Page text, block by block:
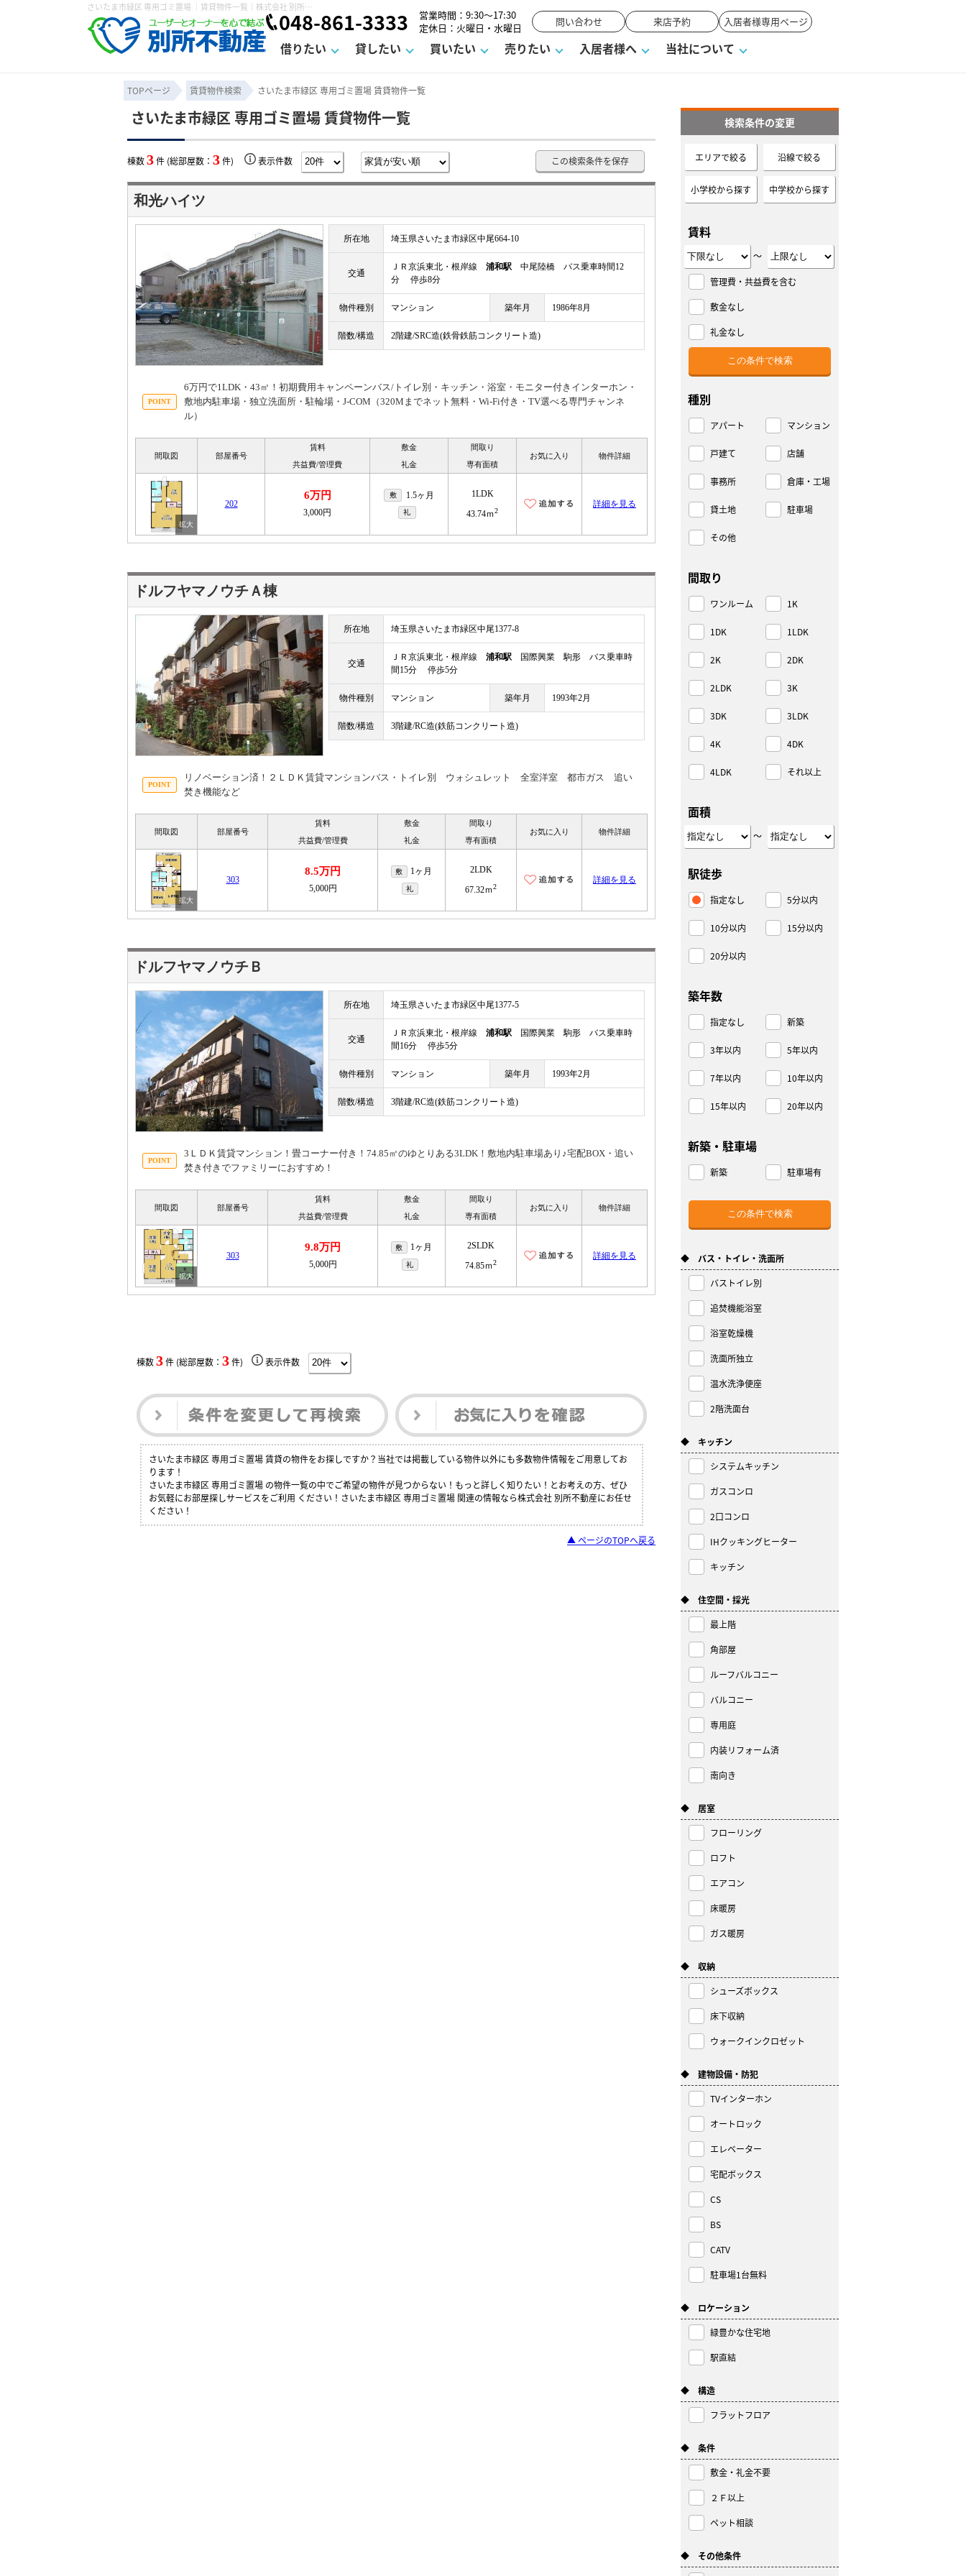
さいたま市緑区 専用ゴミ置場 ｜賃貸物件一覧｜株式会社 別所不動産
048-861-3333
営業時間：9:30～17:30
定休日：火曜日・水曜日
問い合わせ 来店予約 入居者様専用ページ
借りたい
条件から探す 学区から探す 町名から探す 駐車場を探す お気に入り一覧 物件閲覧履歴
保存した検索条件 賃貸契約までの流れ よくある質問 不動産用語・賃貸用語集
貸したい
賃貸管理について 賃貸経営塾 賃貸Q&A 空室対策 業界ニュース
オーナー座談会 賃貸法律相談室
買いたい
売買物件一覧 購入時の諸費用 購入までの流れ よくある質問 マンションVS戸建て 賃貸vs持ち家
売りたい
不動産売却について 住み替え 借地底地 相続 仲介手数料について
媒介契約の種類 諸費用 仲介と買取の違い 必要な書類 売却の流れ 高く売るポイント
よくある質問
入居者様へ
入居者様専用ページ 退去申請フォーム 駐車場解約フォーム
当社について
会社概要 スタッフ紹介 お知らせ お客様の声 街紹介 お問い合わせ 来店予約
個人情報の取り扱い カスタマーハラスメントに対する基本方針
TOPページ 賃貸物件検索 さいたま市緑区 専用ゴミ置場 賃貸物件一覧
さいたま市緑区 専用ゴミ置場 賃貸物件一覧
棟数3件 (総部屋数： 3件) 表示件数 この検索条件を保存
和光ハイツ
所在地 埼玉県さいたま市緑区中尾664-10
交通
ＪＲ京浜東北・根岸線 浦和駅 中尾陸橋 バス乗車時間12
分 停歩8分
物件種別 マンション 築年月 1986年8月
階数/構造 2階建/SRC造(鉄骨鉄筋コンクリート造)
6万円で1LDK・43㎡！初期費用キャンペーンバス/トイレ別・キッチン・浴室・モニター付きインターホン・
敷地内駐車場・独立洗面所・駐輪場・J-COM（320Mまでネット無料・Wi-Fi付き・TV選べる専門チャンネ
ル）
間取図 部屋番号
賃料
共益費/管理費
敷金
礼金
間取り
専有面積
お気に入り 物件詳細
202
6万円
3,000円
敷 1.5ヶ月
礼
1LDK
43.74ｍ2
詳細を見る
ドルフヤマノウチＡ棟
所在地 埼玉県さいたま市緑区中尾1377-8
交通
ＪＲ京浜東北・根岸線 浦和駅 国際興業 駒形 バス乗車時
間15分 停歩5分
物件種別 マンション 築年月 1993年2月
階数/構造 3階建/RC造(鉄筋コンクリート造)
リノベーション済！２ＬＤＫ賃貸マンションバス・トイレ別 ウォシュレット 全室洋室 都市ガス 追い
焚き機能など
間取図 部屋番号
賃料
共益費/管理費
敷金
礼金
間取り
専有面積
お気に入り 物件詳細
303
8.5万円
5,000円
敷 1ヶ月
礼
2LDK
67.32ｍ2
詳細を見る
ドルフヤマノウチＢ
所在地 埼玉県さいたま市緑区中尾1377-5
交通
ＪＲ京浜東北・根岸線 浦和駅 国際興業 駒形 バス乗車時
間16分 停歩5分
物件種別 マンション 築年月 1993年2月
階数/構造 3階建/RC造(鉄筋コンクリート造)
3ＬＤＫ賃貸マンション！畳コーナー付き！74.85㎡のゆとりある3LDK！敷地内駐車場あり♪宅配BOX・追い
焚き付きでファミリーにおすすめ！
間取図 部屋番号
賃料
共益費/管理費
敷金
礼金
間取り
専有面積
お気に入り 物件詳細
303
9.8万円
5,000円
敷 1ヶ月
礼
2SLDK
74.85ｍ2
詳細を見る
棟数3件 (総部屋数： 3件) 表示件数
さいたま市緑区 専用ゴミ置場 賃貸の物件をお探しですか？当社では掲載している物件以外にも多数物件情報をご用意してお
ります！
さいたま市緑区 専用ゴミ置場 の物件一覧の中でご希望の物件が見つからない！もっと詳しく知りたい！とお考えの方、ぜひ
お気軽にお部屋探しサービスをご利用 ください！さいたま市緑区 専用ゴミ置場 関連の情報なら株式会社 別所不動産にお任せ
ください！
▲ ページのTOPへ戻る
検索条件の変更
エリアで絞る 沿線で絞る
小学校から探す 中学校から探す
賃料
～
管理費・共益費を含む
敷金なし
礼金なし
種別
アパート マンション
戸建て 店舗
事務所 倉庫・工場
貸土地 駐車場
その他
間取り
ワンルーム 1K
1DK 1LDK
2K 2DK
2LDK 3K
3DK 3LDK
4K 4DK
4LDK それ以上
面積
～
駅徒歩
指定なし 5分以内
10分以内 15分以内
20分以内
築年数
指定なし 新築
3年以内 5年以内
7年以内 10年以内
15年以内 20年以内
新築・駐車場
新築 駐車場有
◆ バス・トイレ・洗面所
バストイレ別
追焚機能浴室
浴室乾燥機
洗面所独立
温水洗浄便座
2階洗面台
◆ キッチン
システムキッチン
ガスコンロ
2口コンロ
IHクッキングヒーター
キッチン
◆ 住空間・採光
最上階
角部屋
ルーフバルコニー
バルコニー
専用庭
内装リフォーム済
南向き
◆ 居室
フローリング
ロフト
エアコン
床暖房
ガス暖房
◆ 収納
シューズボックス
床下収納
ウォークインクロゼット
◆ 建物設備・防犯
TVインターホン
オートロック
エレベーター
宅配ボックス
CS
BS
CATV
駐車場1台無料
◆ ロケーション
緑豊かな住宅地
駅直結
◆ 構造
フラットフロア
◆ 条件
敷金・礼金不要
２Ｆ以上
ペット相談
◆ その他条件